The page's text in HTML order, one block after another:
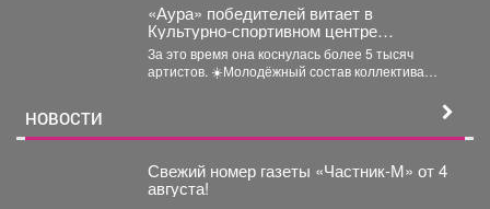
«Аура» победителей витает в
Культурно-спортивном центре
металлургов ЕВРАЗа уже больше 30
лет.
За это время она коснулась более 5 тысяч
артистов. ☀️Молодёжный состав коллектива
НОВОСТИ
Свежий номер газеты «Частник‑М» от 4
августа!